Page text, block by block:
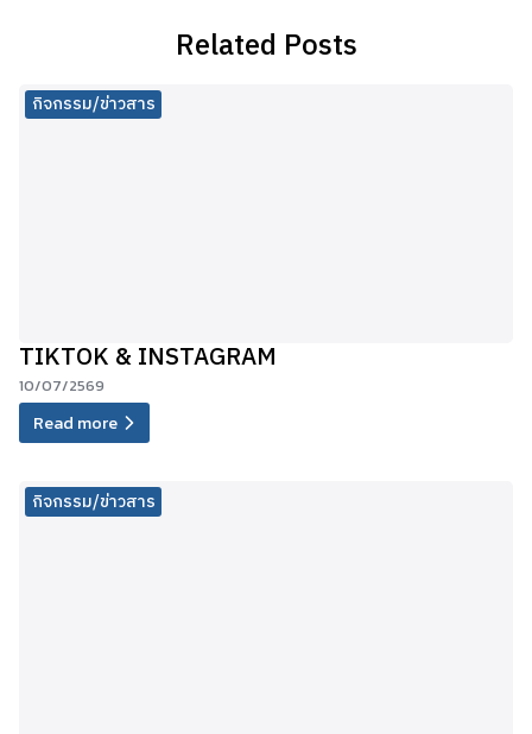
Related Posts
กิจกรรม/ข่าวสาร
TIKTOK & INSTAGRAM
10/07/2569
Read more
กิจกรรม/ข่าวสาร